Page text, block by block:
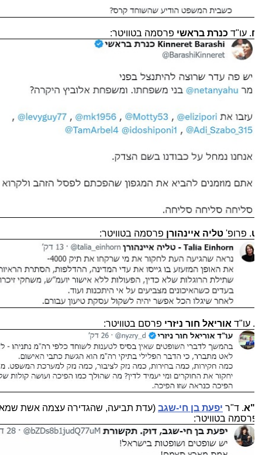
. עו"דכנרת בראשיפרסמה בטוויטר:
. פרופ'טליה איינהורןפרסמה בטוויטר:
. עו"דאוריאל חור ניזריפרסם בטוויטר:
. ד"ריפעת בן חי-שגב(עדת תביעה, שהגדירה עצמה אשת
בטוויטר: